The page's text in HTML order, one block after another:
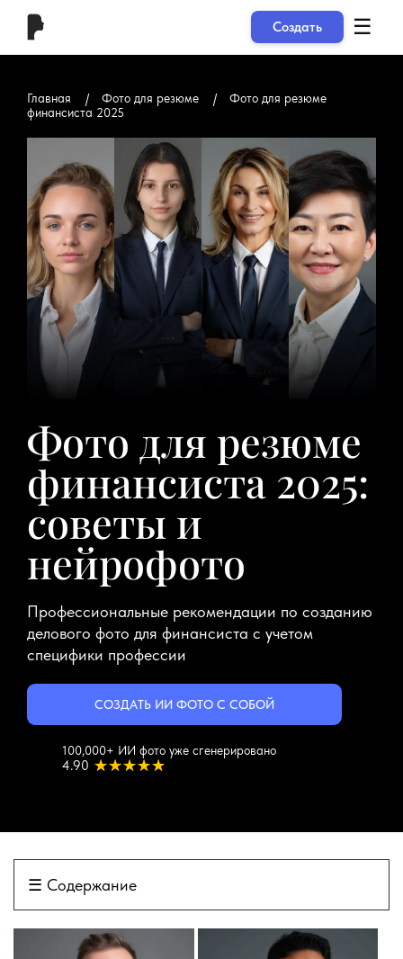
Создать ☰
Главная Фото для резюме
Фото для резюме
финансиста 2025
Фото для резюме
финансиста 2025:
советы и
нейрофото
Профессиональные рекомендации по созданию
делового фото для финансиста с учетом
специфики профессии
СОЗДАТЬ ИИ ФОТО С СОБОЙ
100,000+ ИИ фото уже сгенерировано
4.90
☰ Содержание